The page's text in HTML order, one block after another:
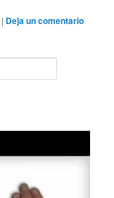
| Deja un comentario